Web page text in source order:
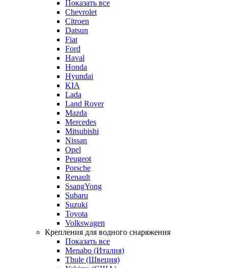
Показать все
Chevrolet
Citroen
Datsun
Fiat
Ford
Haval
Honda
Hyundai
KIA
Lada
Land Rover
Mazda
Mercedes
Mitsubishi
Nissan
Opel
Peugeot
Porsche
Renault
SsangYong
Subaru
Suzuki
Toyota
Volkswagen
Крепления для водного снаряжения
Показать все
Menabo (Италия)
Thule (Швеция)